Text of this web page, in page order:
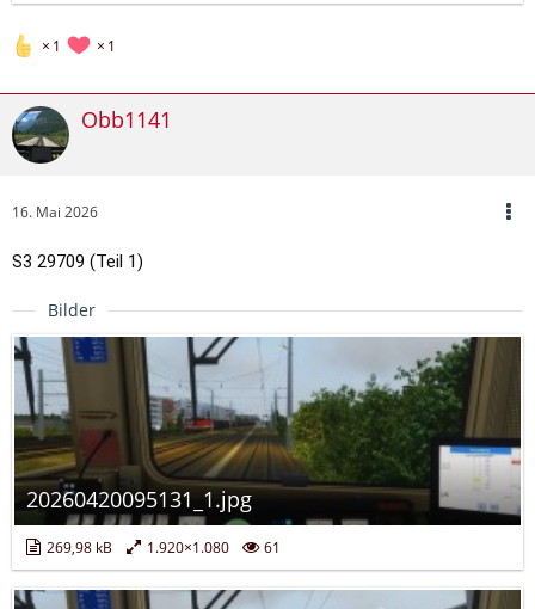
1 1
Obb1141
16. Mai 2026
S3 29709 (Teil 1)
Bilder
20260420095131_1.jpg
269,98 kB 1.920×1.080 61